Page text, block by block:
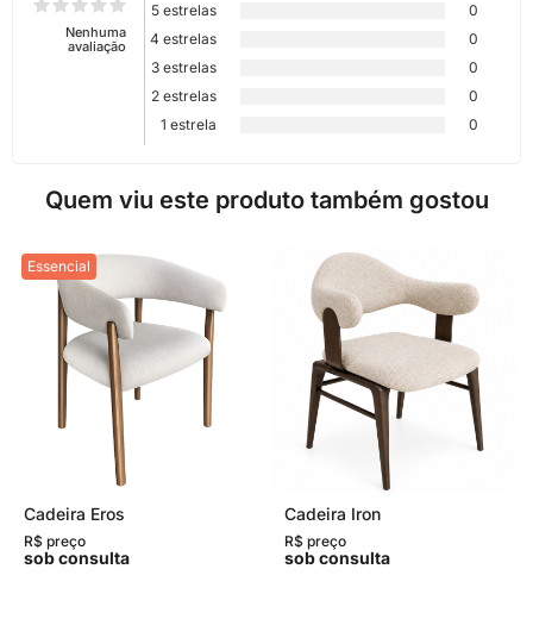
Nenhuma
avaliação
5 estrelas
0
4 estrelas
0
3 estrelas
0
2 estrelas
0
1 estrela
0
Quem viu este produto também gostou
Essencial
Cadeira Eros
R$ preço
sob consulta
Cadeira Iron
R$ preço
sob consulta